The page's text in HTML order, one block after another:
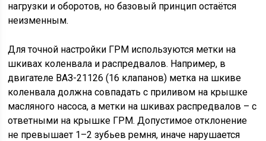
нагрузки и оборотов, но базовый принцип остаётся
неизменным.
Для точной настройки ГРМ используются метки на
шкивах коленвала и распредвалов. Например, в
двигателе ВАЗ-21126 (16 клапанов) метка на шкиве
коленвала должна совпадать с приливом на крышке
масляного насоса, а метки на шкивах распредвалов – с
ответными на крышке ГРМ. Допустимое отклонение
не превышает 1–2 зубьев ремня, иначе нарушается